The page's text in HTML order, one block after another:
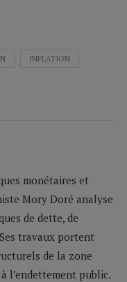
INFLATION
monétaires et
Mory Doré analyse
de dette, de
travaux portent
de la zone
l’endettement public.